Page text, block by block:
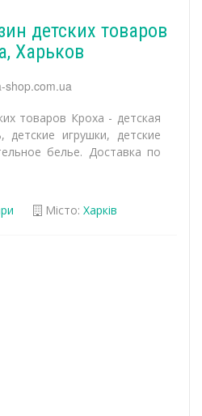
детских товаров
Харьков
shop.com.ua
товаров Кроха - детская
детские игрушки, детские
белье. Доставка по
Місто: Харків